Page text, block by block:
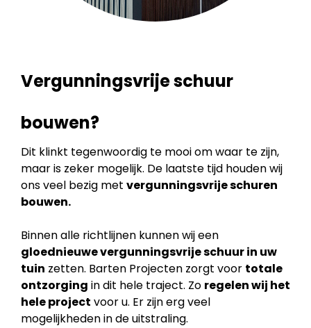
Vergunningsvrije schuur
bouwen?
Dit klinkt tegenwoordig te mooi om waar te zijn,
maar is zeker mogelijk. De laatste tijd houden wij
ons veel bezig met vergunningsvrije schuren
bouwen.
Binnen alle richtlijnen kunnen wij een
gloednieuwe vergunningsvrije schuur in uw
tuin zetten. Barten Projecten zorgt voor totale
ontzorging in dit hele traject. Zo regelen wij het
hele project voor u. Er zijn erg veel
mogelijkheden in de uitstraling.